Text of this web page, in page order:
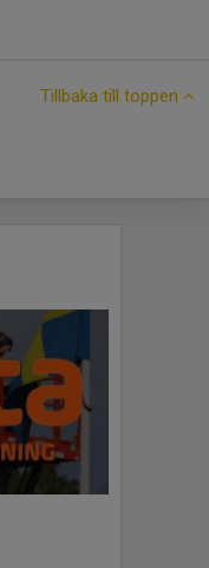
Tillbaka till toppen